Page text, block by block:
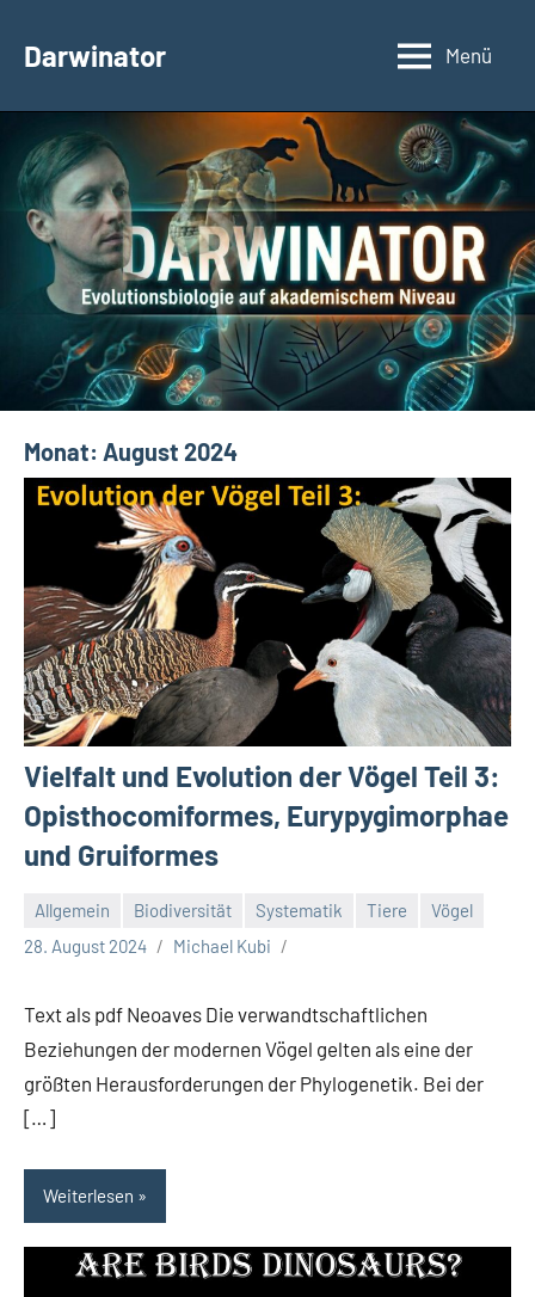
InhaltDarwinator
Evolutionsbiologie
Menü
Monat: August 2024
Vielfalt und Evolution der Vögel Teil 3:
Opisthocomiformes, Eurypygimorphae
und Gruiformes
Allgemein Biodiversität Systematik Tiere
Vögel
28. August 2024
Michael Kubi
Text als pdf Neoaves Die verwandtschaftlichen
Beziehungen der modernen Vögel gelten als eine der
größten Herausforderungen der Phylogenetik. Bei der
[…]
Weiterlesen